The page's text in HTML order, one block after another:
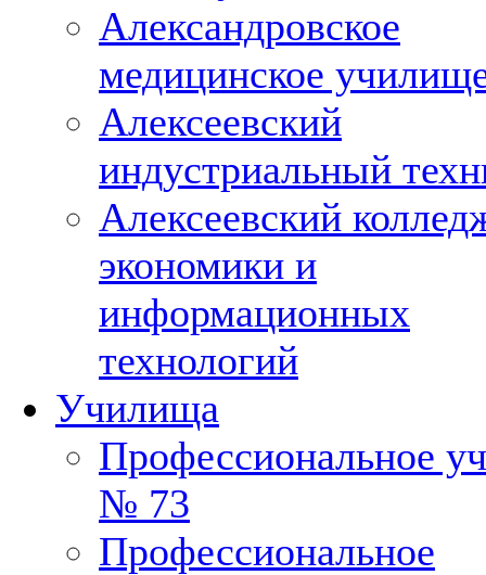
Александровское
медицинское
Алексеевский
индустриальный
Алексеевский
экономики и
информационных
технологий
Училища
Профессиональное
№ 73
Профессиональное